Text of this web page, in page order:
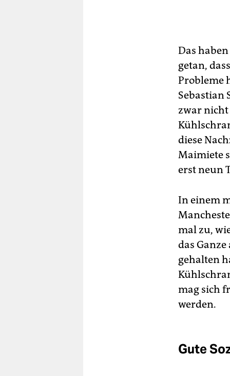
Das
getan,
Probleme
Sebastian
zwar nicht
diese
Maimiete
erst neun
In einem
mal zu,
das
gehalten
mag sich
werden.
Gute